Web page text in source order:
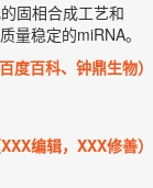
固相合成工艺和
量稳定的miRNA。
度百科、钟鼎生物）
XXX编辑，XXX修善）